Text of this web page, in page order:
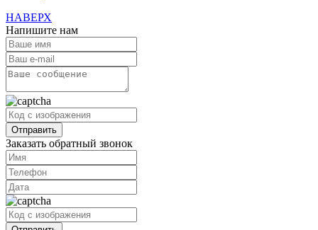
НАВЕРХ
Напишите нам
Заказать обратный звонок